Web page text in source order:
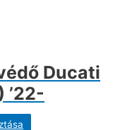
Ducati
’22-